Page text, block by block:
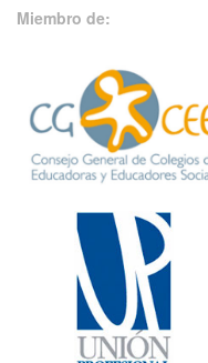
Miembro de: